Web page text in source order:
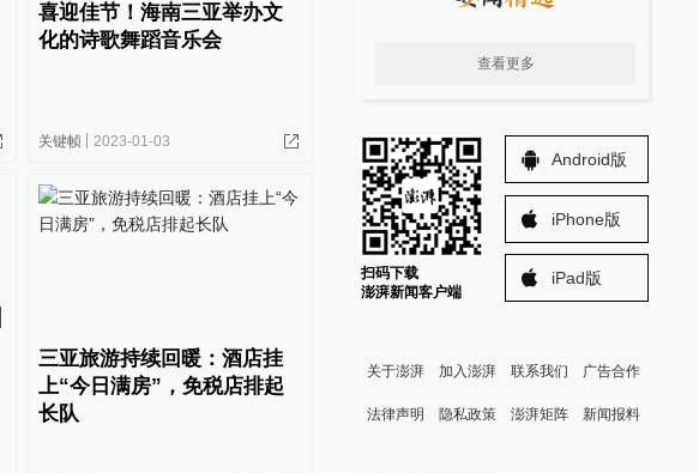
喜迎佳节！海南三亚举办文
化的诗歌舞蹈音乐会
关键帧 2023-01-03
三亚旅游持续回暖：酒店挂
上“今日满房”，免税店排起
长队
查看更多
扫码下载
澎湃新闻客户端
Android版
iPhone版
iPad版
关于澎湃 加入澎湃 联系我们 广告合作
法律声明 隐私政策 澎湃矩阵 新闻报料